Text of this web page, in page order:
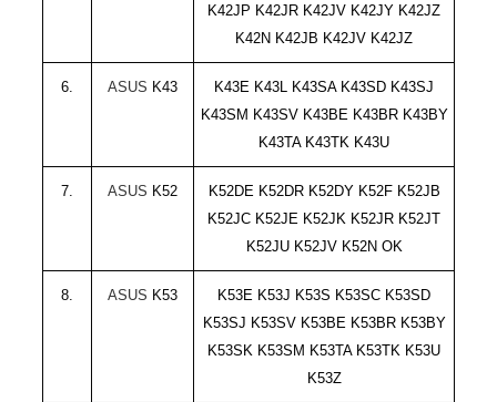
K42JP K42JR K42JV K42JY K42JZ
K42N K42JB K42JV K42JZ
6. ASUS K43
K43E K43L K43SA K43SD K43SJ
K43SM K43SV K43BE K43BR K43BY
K43TA K43TK K43U
7. ASUS K52
K52DE K52DR K52DY K52F K52JB
K52JC K52JE K52JK K52JR K52JT
K52JU K52JV K52N OK
8 ASUS K53
K53E K53J K53S K53SC K53SD
K53SJ K53SV K53BE K53BR K53BY
K53SK K53SM K53TA K53TK K53U
K53Z